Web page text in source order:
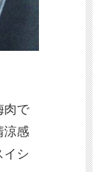
肉で
涼感
イシ